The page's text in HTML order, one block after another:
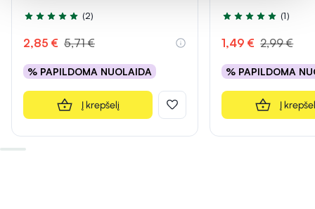
Įvertinimas 5.0 iš 5
(2)
2,85 € 5,71 €
% PAPILDOMA NUOLAIDA
Į krepšelį
Įvertinimas 5.0 iš 5
(1)
1,49 € 2,99 €
% PAPILDOMA
Į